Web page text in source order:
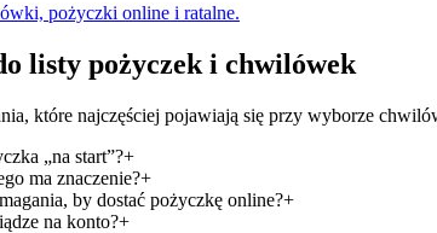
pożyczki online i ratalne.
listy pożyczek i chwilówek
które najczęściej pojawiają się przy wyborze
„na start”?+
ma znaczenie?+
by dostać pożyczkę online?+
na konto?+